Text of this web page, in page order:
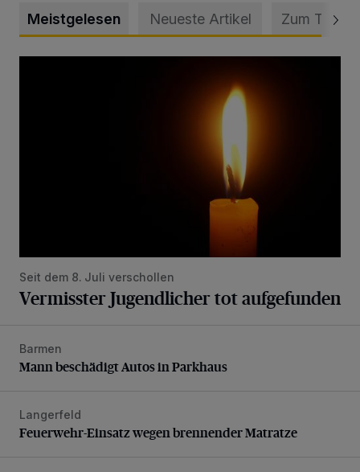
Meistgelesen Neueste Artikel Zum Thema
Seit dem 8. Juli verschollen
Vermisster Jugendlicher tot aufgefunden
Mann beschädigt Autos in Parkhaus
Barmen
Mann beschädigt Autos in Parkhaus
Feuerwehr-Einsatz wegen brennender Matratze
Langerfeld
Feuerwehr-Einsatz wegen brennender Matratze